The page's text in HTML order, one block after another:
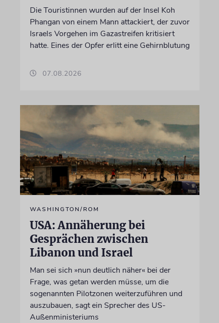
Die Touristinnen wurden auf der Insel Koh
Phangan von einem Mann attackiert, der zuvor
Israels Vorgehen im Gazastreifen kritisiert
hatte. Eines der Opfer erlitt eine Gehirnblutung
07.08.2026
WASHINGTON/ROM
USA: Annäherung bei
Gesprächen zwischen
Libanon und Israel
Man sei sich »nun deutlich näher« bei der
Frage, was getan werden müsse, um die
sogenannten Pilotzonen weiterzuführen und
auszubauen, sagt ein Sprecher des US-
Außenministeriums